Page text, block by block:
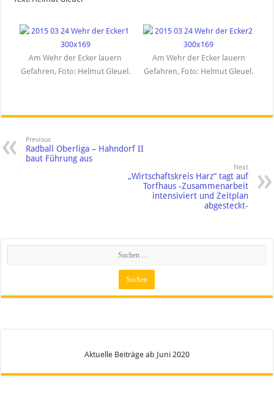
Am Wehr der Ecker lauern
Gefahren, Foto: Helmut Gleuel.
Am Wehr der Ecker lauern
Gefahren, Foto: Helmut Gleuel.
Previous
Radball Oberliga – Hahndorf II
baut Führung aus
Next
„Wirtschaftskreis Harz“ tagt auf
Torfhaus -Zusammenarbeit
intensiviert und Zeitplan
abgesteckt-
Aktuelle Beiträge ab Juni 2020